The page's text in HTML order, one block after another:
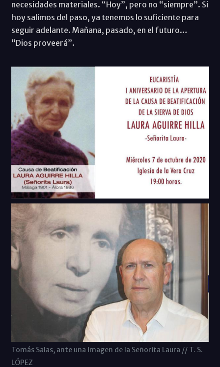
necesidades materiales. “Hoy”, pero no “siempre”. Si
hoy salimos del paso, ya tenemos lo suficiente para
seguir adelante. Mañana, pasado, en el futuro…
“Dios proveerá”.
Tomás Salas, ante una imagen de la Señorita Laura // T. S.
LÓPEZ